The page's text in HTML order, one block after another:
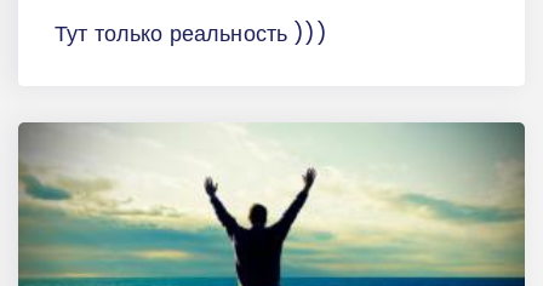
Тут только реальность )))